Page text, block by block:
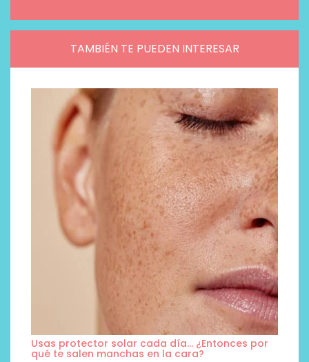
TAMBIÉN TE PUEDEN INTERESAR
Usas protector solar cada día… ¿Entonces por
qué te salen manchas en la cara?